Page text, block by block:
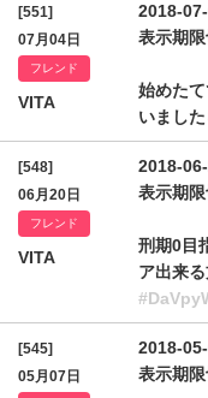
[551]
07月04日
フレンド
VITA
2018-
表示期
始めた
いまし
[548]
06月20日
フレンド
VITA
2018-
表示期
刑期0目
ア出来
[545]
05月07日
2018-
表示期